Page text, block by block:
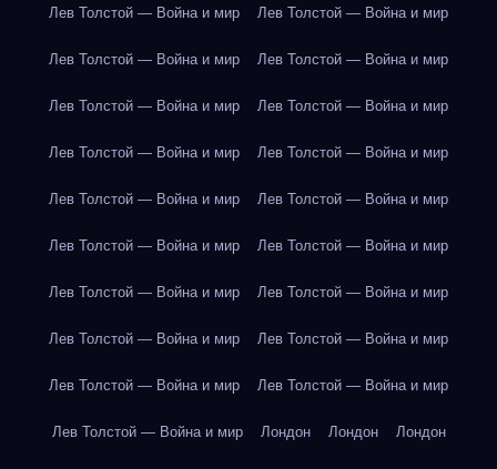
Лев Толстой — Война и мир Лев Толстой — Война и мир
Лев Толстой — Война и мир Лев Толстой — Война и мир
Лев Толстой — Война и мир Лев Толстой — Война и мир
Лев Толстой — Война и мир Лев Толстой — Война и мир
Лев Толстой — Война и мир Лев Толстой — Война и мир
Лев Толстой — Война и мир Лев Толстой — Война и мир
Лев Толстой — Война и мир Лев Толстой — Война и мир
Лев Толстой — Война и мир Лев Толстой — Война и мир
Лев Толстой — Война и мир Лев Толстой — Война и мир
Лев Толстой — Война и мир Лондон Лондон Лондон